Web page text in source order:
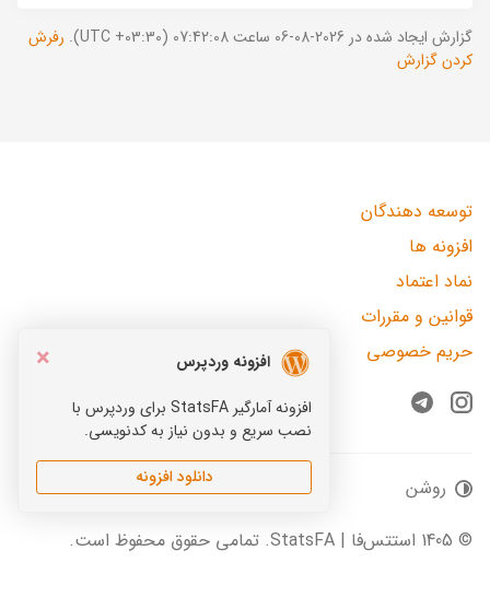
گزارش ایجاد شده در 2026-08-06 ساعت 07:42:08 (UTC +03:30).
رفرش
کردن گزارش
×
افزونه وردپرس
افزونه آمارگیر StatsFA برای وردپرس با
نصب سریع و بدون نیاز به کدنویسی.
دانلود افزونه
توسعه دهندگان
افزونه ها
نماد اعتماد
قوانین و مقررات
حریم خصوصی
Instagram
Telegram
© 1405 استتس‌فا | StatsFA. تمامی حقوق محفوظ است.
روشن